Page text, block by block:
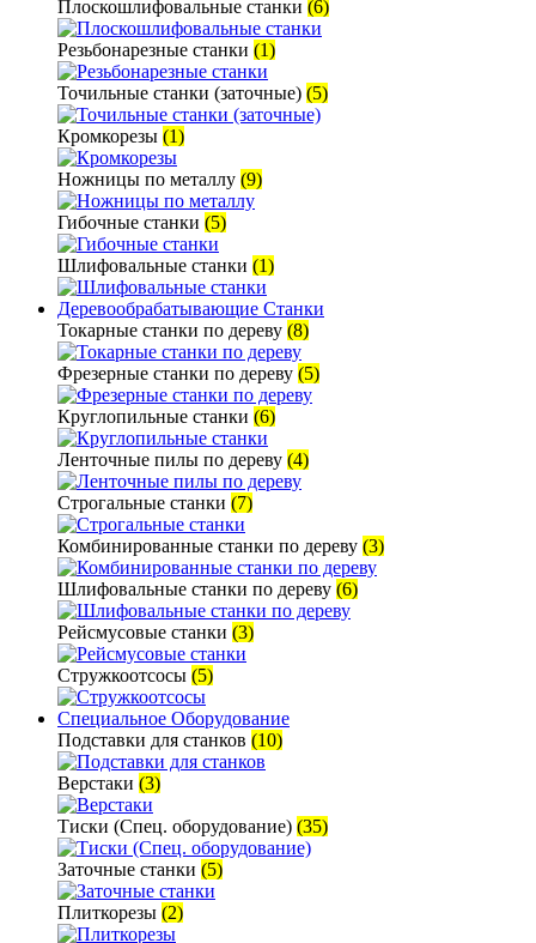
Плоскошлифовальные станки (6)
Резьбонарезные станки (1)
Точильные станки (заточные) (5)
Кромкорезы (1)
Ножницы по металлу (9)
Гибочные станки (5)
Шлифовальные станки (1)
Деревообрабатывающие Станки
Токарные станки по дереву (8)
Фрезерные станки по дереву (5)
Круглопильные станки (6)
Ленточные пилы по дереву (4)
Строгальные станки (7)
Комбинированные станки по дереву (3)
Шлифовальные станки по дереву (6)
Рейсмусовые станки (3)
Стружкоотсосы (5)
Специальное Оборудование
Подставки для станков (10)
Верстаки (3)
Тиски (Спец. оборудование) (35)
Заточные станки (5)
Плиткорезы (2)